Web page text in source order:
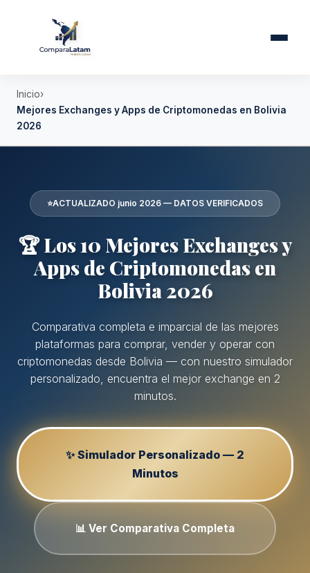
Inicio
Mejores Exchanges y Apps de Criptomonedas en Bolivia
2026
⭐ACTUALIZADO junio 2026 — DATOS VERIFICADOS
🏆 Los 10 Mejores Exchanges y
Apps de Criptomonedas en
Bolivia 2026
Comparativa completa e imparcial de las mejores
plataformas para comprar, vender y operar con
criptomonedas desde Bolivia — con nuestro simulador
personalizado, encuentra el mejor exchange en 2
minutos.
✨ Simulador Personalizado — 2
Minutos
📊 Ver Comparativa Completa